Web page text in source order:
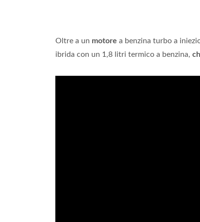
Oltre a un motore a benzina turbo a
ibrida con un 1,8 litri termico a benzina,